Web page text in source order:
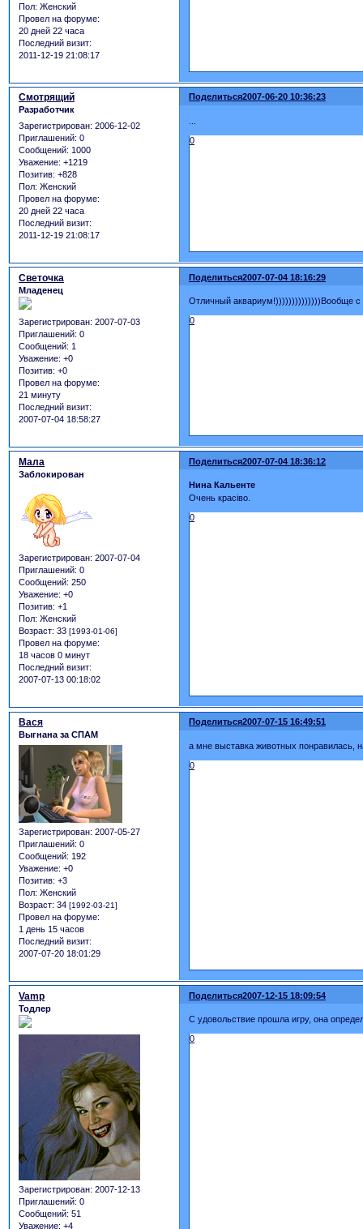
Пол: Женский
Провел на форуме:
20 дней 22 часа
Последний визит:
2011-12-19 21:08:17
Поделиться2007-06-20 10:36:23
Смотрящий
Разработчик
Зарегистрирован: 2006-12-02
Приглашений: 0
Сообщений: 1000
Уважение: +1219
Позитив: +828
Пол: Женский
Провел на форуме:
20 дней 22 часа
Последний визит:
2011-12-19 21:08:17
0
Поделиться2007-07-04 18:16:29
Светочка
Младенец
Зарегистрирован: 2007-07-03
Приглашений: 0
Сообщений: 1
Уважение: +0
Позитив: +0
Провел на форуме:
21 минуту
Последний визит:
2007-07-04 18:58:27
Отличный аквариум!))))))))))))))Вообще с
0
Поделиться2007-07-04 18:36:12
Мала
Заблокирован
Зарегистрирован: 2007-07-04
Приглашений: 0
Сообщений: 250
Уважение: +0
Позитив: +1
Пол: Женский
Возраст: 33 [1993-01-06]
Провел на форуме:
18 часов 0 минут
Последний визит:
2007-07-13 00:18:02
Нина Кальенте
Очень красіво.
0
Поделиться2007-07-15 16:49:51
Вася
Выгнана за СПАМ
Зарегистрирован: 2007-05-27
Приглашений: 0
Сообщений: 192
Уважение: +0
Позитив: +3
Пол: Женский
Возраст: 34 [1992-03-21]
Провел на форуме:
1 день 15 часов
Последний визит:
2007-07-20 18:01:29
а мне выставка животных понравилась,
0
Поделиться2007-12-15 18:09:54
Vamp
Тодлер
Зарегистрирован: 2007-12-13
Приглашений: 0
Сообщений: 51
Уважение: +4
С удовольствие прошла игру, она
0